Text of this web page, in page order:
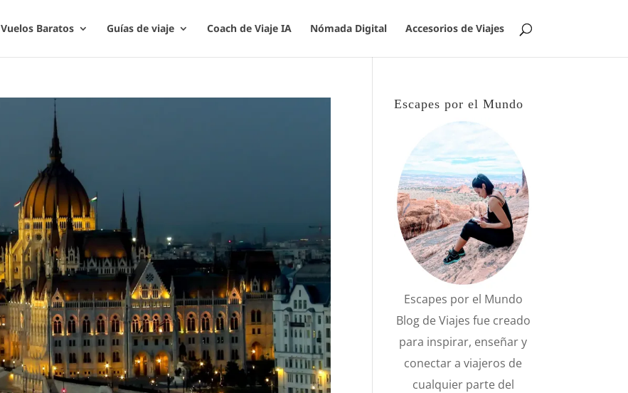
Vuelos Baratos Guías de viaje Coach de Viaje IA Nómada Digital Accesorios de Viajes
Escapes por el Mundo
Escapes por el Mundo
Blog de Viajes fue creado
para inspirar, enseñar y
conectar a viajeros de
cualquier parte del